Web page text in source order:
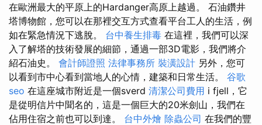
在歐洲最大的平原上的Hardanger高原上越過。 石油鑽井
塔博物館，您可以在那裡交互方式查看平台工人的生活，例
如在緊急情況下逃脫。 台中養生排毒 在這裡，我們可以深
入了解塔的技術發展的細節，通過一部3D電影，我們將介
紹石油史。 會計師證照 法律事務所 裝潢設計 另外，您可
以看到市中心看到當地人的心情，建築和日常生活。 谷歌
seo 在這座城市附近是一個sverd 清潔公司費用 i fjell，它
是從明信片中聞名的，這是一個巨大的20米劍山，我們在
佔用住宿之前也可以到達。 台中外燴 除蟲公司 在我們的豐